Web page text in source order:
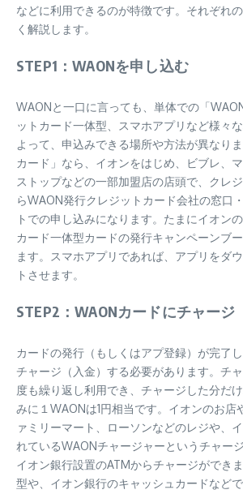
などに利用できるのが特徴です。それぞれ
く解説します。
STEP1：WAONを申し込む
WAONと一口に言っても、単体での「
ットカード一体型、スマホアプリなど様々
よって、申込みできる場所や方法が異なり
カード」なら、イオンをはじめ、ビブレ、
ストップなどの一部加盟店の店頭で、クレ
らWAON発行クレジットカード会社の窓口
トでの申し込みになります。たまにイオン
カード一体型カードの発行キャンペーンブ
ます。スマホアプリであれば、アプリをダ
トさせます。
STEP2：WAONカードにチャージ
カードの発行（もしくはアプ登録）が完了
チャージ（入金）する必要があります。チ
度も繰り返し利用でき、チャージした分だ
みに１WAONは1円相当です。イオンのお店
ァミリーマート、ローソンなどのレジや、
れているWAONチャージャーというチャー
イオン銀行設置のATMからチャージができ
型や、イオン銀行のキャッシュカードなど